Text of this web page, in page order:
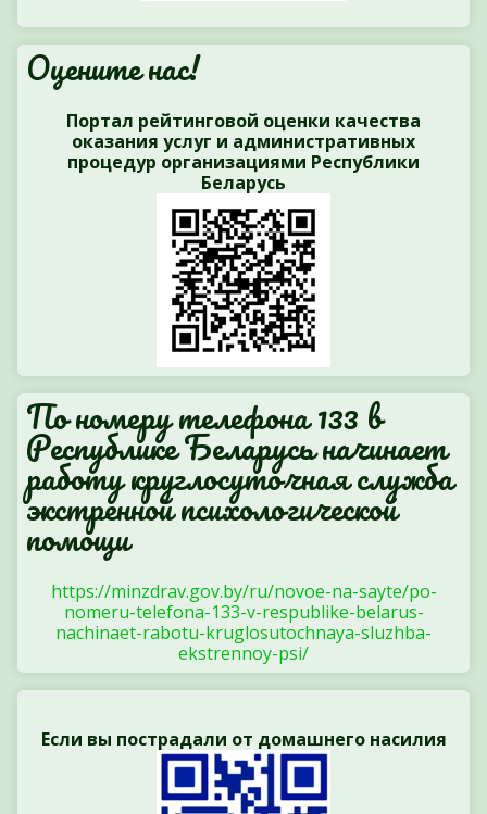
Оцените нас!
Портал рейтинговой оценки качества
оказания услуг и административных
процедур организациями Республики
Беларусь
По номеру телефона 133 в
Республике Беларусь начинает
работу круглосуточная служба
экстренной психологической
помощи
https://minzdrav.gov.by/ru/novoe-na-sayte/po-
nomeru-telefona-133-v-respublike-belarus-
nachinaet-rabotu-kruglosutochnaya-sluzhba-
ekstrennoy-psi/
Если вы пострадали от домашнего насилия